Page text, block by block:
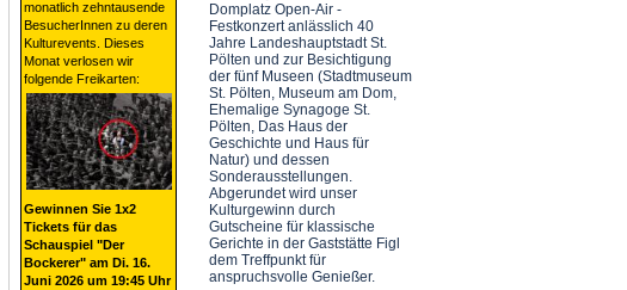
monatlich zehntausende
BesucherInnen zu deren
Kulturevents. Dieses
Monat verlosen wir
folgende Freikarten:
Gewinnen Sie 1x2
Tickets für das
Schauspiel "Der
Bockerer" am Di. 16.
Juni 2026 um 19:45 Uhr
Domplatz Open-Air -
Festkonzert anlässlich 40
Jahre Landeshauptstadt St.
Pölten und zur Besichtigung
der fünf Museen (Stadtmuseum
St. Pölten, Museum am Dom,
Ehemalige Synagoge St.
Pölten, Das Haus der
Geschichte und Haus für
Natur) und dessen
Sonderausstellungen.
Abgerundet wird unser
Kulturgewinn durch
Gutscheine für klassische
Gerichte in der Gaststätte Figl
dem Treffpunkt für
anspruchsvolle Genießer.